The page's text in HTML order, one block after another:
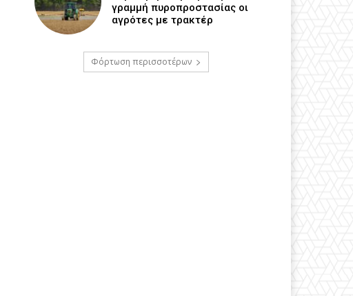
γραμμή πυροπροστασίας οι
αγρότες με τρακτέρ
Φόρτωση περισσοτέρων